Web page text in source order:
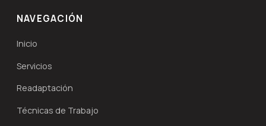
NAVEGACIÓN
Inicio
Servicios
Readaptación
Técnicas de Trabajo